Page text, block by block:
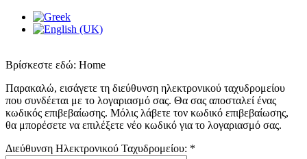
Βρίσκεστε εδώ: Home
Παρακαλώ, εισάγετε τη διεύθυνση ηλεκτρονικού ταχυδρομείου
που συνδέεται με το λογαριασμό σας. Θα σας αποσταλεί ένας
κωδικός επιβεβαίωσης. Μόλις λάβετε τον κωδικό επιβεβαίωσης,
θα μπορέσετε να επιλέξετε νέο κωδικό για το λογαριασμό σας.
Διεύθυνση Ηλεκτρονικού Ταχυδρομείου: *